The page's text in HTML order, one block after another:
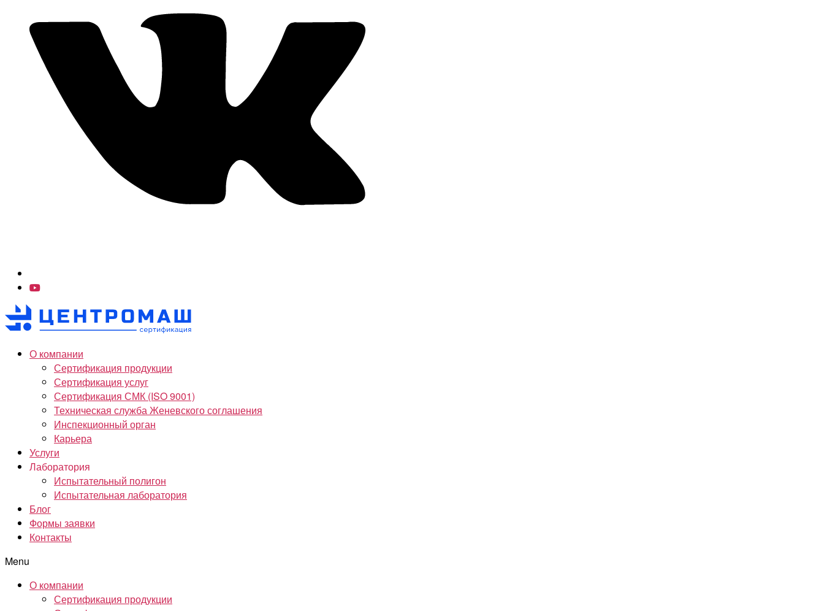
О компании
Сертификация продукции
Сертификация услуг
Сертификация СМК (ISO 9001)
Техническая служба Женевского соглашения
Инспекционный орган
Карьера
Услуги
Лаборатория
Испытательный полигон
Испытательная лаборатория
Блог
Формы заявки
Контакты
Menu
О компании
Сертификация продукции